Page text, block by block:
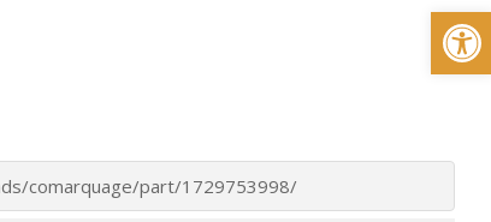
comarquage/part/1729753998/